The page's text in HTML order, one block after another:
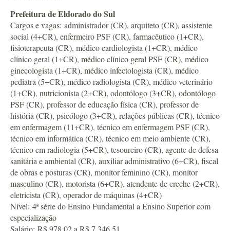
Prefeitura de Eldorado do Sul
Cargos e vagas: administrador (CR), arquiteto (CR), assistente
social (4+CR), enfermeiro PSF (CR), farmacêutico (1+CR),
fisioterapeuta (CR), médico cardiologista (1+CR), médico
clínico geral (1+CR), médico clínico geral PSF (CR), médico
ginecologista (1+CR), médico infectologista (CR), médico
pediatra (5+CR), médico radiologista (CR), médico veterinário
(1+CR), nutricionista (2+CR), odontólogo (3+CR), odontólogo
PSF (CR), professor de educação física (CR), professor de
história (CR), psicólogo (3+CR), relações públicas (CR), técnico
em enfermagem (11+CR), técnico em enfermagem PSF (CR),
técnico em informática (CR), técnico em meio ambiente (CR),
técnico em radiologia (5+CR), tesoureiro (CR), agente de defesa
sanitária e ambiental (CR), auxiliar administrativo (6+CR), fiscal
de obras e posturas (CR), monitor feminino (CR), monitor
masculino (CR), motorista (6+CR), atendente de creche (2+CR),
eletricista (CR), operador de máquinas (4+CR)
Nível: 4ª série do Ensino Fundamental a Ensino Superior com
especialização
Salário: R$ 978,02 a R$ 7.346,51